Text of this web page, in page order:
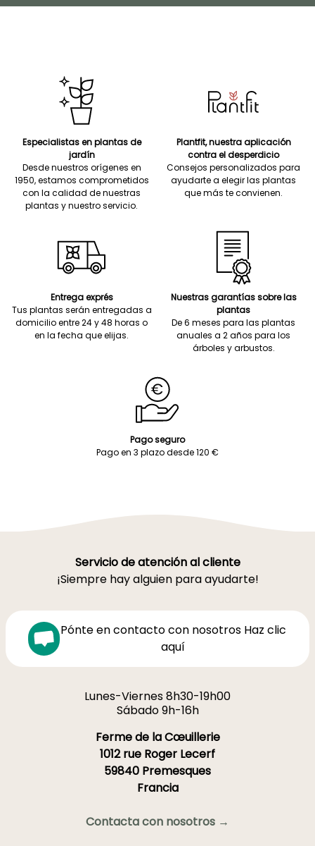
Especialistas en plantas de
jardín
Desde nuestros orígenes en
1950, estamos comprometidos
con la calidad de nuestras
plantas y nuestro servicio.
Plantfit, nuestra aplicación
contra el desperdicio
Consejos personalizados para
ayudarte a elegir las plantas
que más te convienen.
Entrega exprés
Tus plantas serán entregadas a
domicilio entre 24 y 48 horas o
en la fecha que elijas.
Nuestras garantías sobre las
plantas
De 6 meses para las plantas
anuales a 2 años para los
árboles y arbustos.
Pago seguro
Pago en 3 plazo desde 120 €
Servicio de atención al cliente
¡Siempre hay alguien para ayudarte!
Pónte en contacto con nosotros Haz clic
aquí
Lunes-Viernes 8h30-19h00
Sábado 9h-16h
Ferme de la Cœuillerie
1012 rue Roger Lecerf
59840 Premesques
Francia
Contacta con nosotros →